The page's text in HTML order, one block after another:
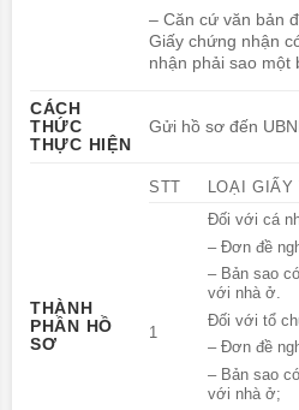
– Căn cứ văn bản
Giấy chứng nhận
nhận phải sao một
CÁCH
THỨC
THỰC HIỆN
Gửi hồ sơ đến
THÀNH
PHẦN HỒ
SƠ
STT LOẠI GIẤY
1
Đối với cá
– Đơn đề
– Bản sao
với nhà ở.
Đối với tổ
– Đơn đề
– Bản sao
với nhà ở;